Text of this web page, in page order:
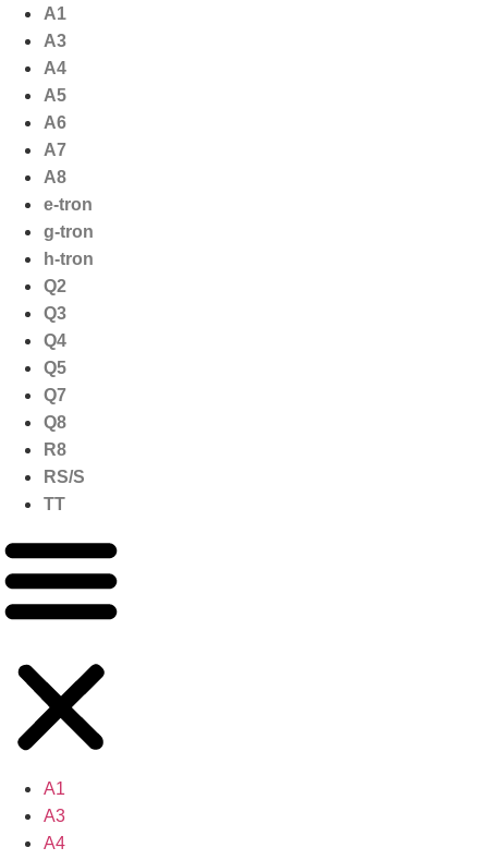
naar
inhoud
A1
A3
A4
A5
A6
A7
A8
e-tron
g-tron
h-tron
Q2
Q3
Q4
Q5
Q7
Q8
R8
RS/S
TT
A1
A3
A4